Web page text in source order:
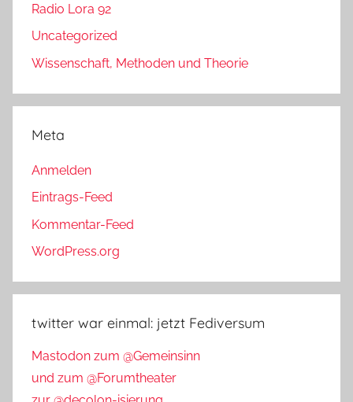
Radio Lora 92
Uncategorized
Wissenschaft, Methoden und Theorie
Meta
Anmelden
Eintrags-Feed
Kommentar-Feed
WordPress.org
twitter war einmal: jetzt Fediversum
Mastodon zum @Gemeinsinn
und zum @Forumtheater